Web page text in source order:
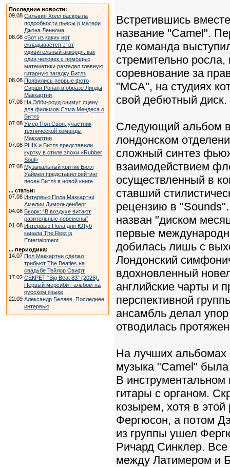
Последние новости:
09.08 Сильвия Холл раскрыла
подробности пьесы о матери
Джона Леннона
08.08 «Вот из каких нот
складывается этот
удивительный аккорд»: как
один человек с помощью
математики разгадал главную
гитарную загадку Битлз
08.08 Появились первые фото
Сирши Ронан в образе Линды
Маккартни
07.08 На Эбби-роуд снимут сцену
для фильмов Сэма Мендеса о
Битлз
07.08 Умер Пол Свон, участник
технической команды
Маккартни
07.08 PHIX и Битлз представили
куртку в стиле эпохи «Rubber
Soul»
07.08 Музыкальный критик Билл
Уаймен представил рейтинг
песен Битлз в новой книге
... статьи:
07.08 Интервью Пола Маккартни
Амелии Димольденберг
04.08 Бьорк: “В воздухе витают
разительные перемены”
01.08 Интервью Пола для ЮТуб
канала The Rest is
Entertainment
... периодика:
14.07 Пол Маккартни сделал
трибьют The Beatles на
свадьбе Тейлор Свифт
17.02 СЕКРЕТ "Big Beat 83" (2026).
Первый мерсибит-альбом на
русском языке
22.09 Александр Беляев. Последнее
интервью
Встретившись
название "Camel".
где команда
стремительно
соревнование за
"MCA", на студиях
свой дебютный диск.
Следующий альбом
лондонском
сложный синтез
взаимодействием
осуществленный в
ставший
рецензию в
назван "диском
первые
добилась лишь с
Лондонский
вдохновленный
английские чарты и
перспективной
ансамбль делал
отводилась
На лучших альбомах
музыка "Camel"
В
гитары с органом.
козырем, хотя в
Фергюсон, а потом
из группы ушел
Ричард Синклер.
между Латимером и